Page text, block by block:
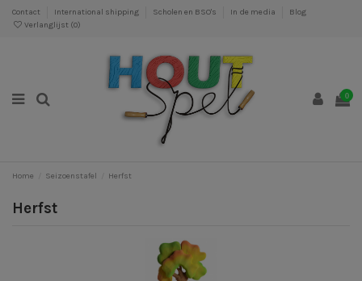
Contact International shipping Scholen en BSO's In de media
Blog
Verlanglijst (0)
0
Home Seizoenstafel Herfst
Herfst